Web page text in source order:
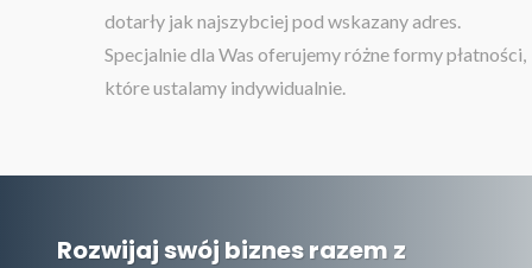
dotarły jak najszybciej pod wskazany adres.
Specjalnie dla Was oferujemy różne formy płatności,
które ustalamy indywidualnie.
Rozwijaj swój biznes razem z